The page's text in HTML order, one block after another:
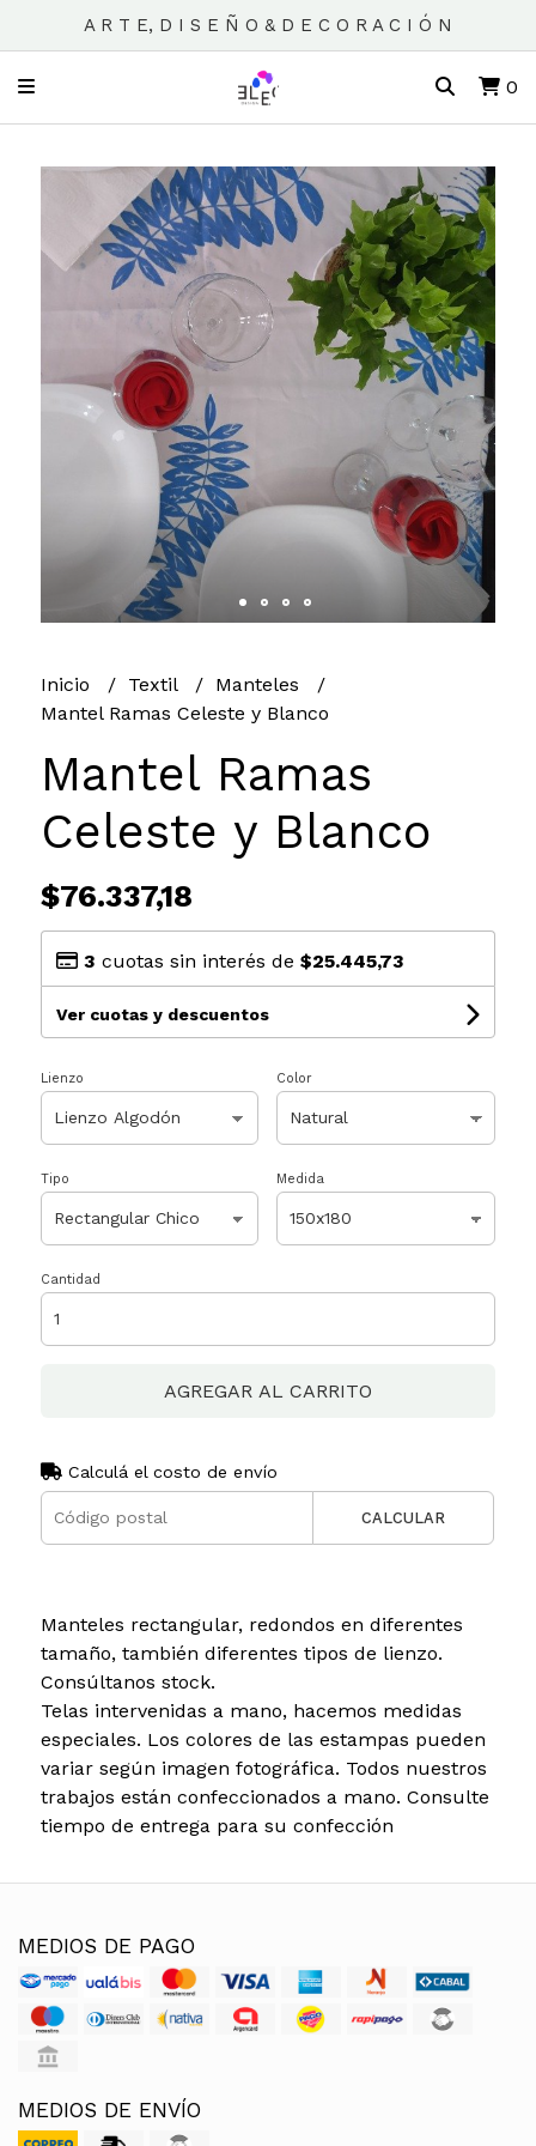
A R T E, D I S E Ñ O & D E C O R A C I Ó N
0
Inicio Textil
Manteles
Mantel Ramas Celeste y Blanco
Mantel Ramas
Celeste y Blanco
$76.337,18
3 cuotas sin interés de $25.445,73
Ver cuotas y descuentos
Lienzo Color
Tipo Medida
Cantidad
AGREGAR AL CARRITO
Calculá el costo de envío
CALCULAR
Manteles rectangular, redondos en diferentes
tamaño, también diferentes tipos de lienzo.
Consúltanos stock.
Telas intervenidas a mano, hacemos medidas
especiales. Los colores de las estampas pueden
variar según imagen fotográfica. Todos nuestros
trabajos están confeccionados a mano. Consulte
tiempo de entrega para su confección
MEDIOS DE PAGO
MEDIOS DE ENVÍO